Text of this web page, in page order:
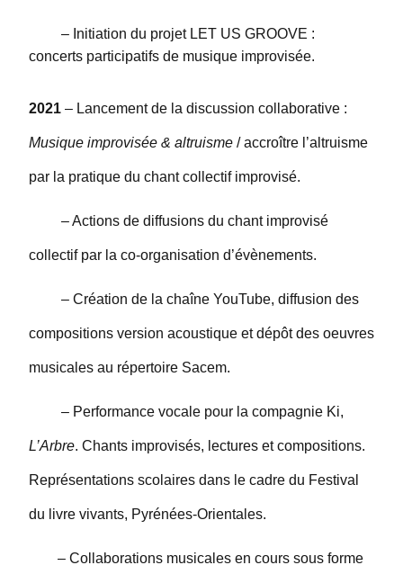
– Initiation du projet LET US GROOVE :
concerts participatifs de musique improvisée.
2021 – Lancement de la discussion collaborative :
Musique improvisée & altruisme / accroître l’altruisme
par la pratique du chant collectif improvisé.
– Actions de diffusions du chant improvisé
collectif par la co-organisation d’évènements.
– Création de la chaîne YouTube, diffusion des
compositions version acoustique et dépôt des oeuvres
musicales au répertoire Sacem.
– Performance vocale pour la compagnie Ki,
L’Arbre. Chants improvisés, lectures et compositions.
Représentations scolaires dans le cadre du Festival
du livre vivants, Pyrénées-Orientales.
– Collaborations musicales en cours sous forme